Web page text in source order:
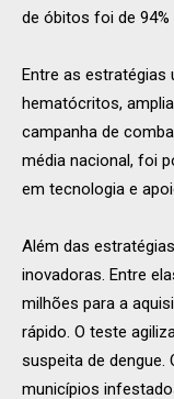
de óbitos foi de
Entre as estratégias
hematócritos,
campanha de
média nacional, foi
em tecnologia e
Além das
inovadoras. Entre
milhões para a
rápido. O teste
suspeita de
municípios